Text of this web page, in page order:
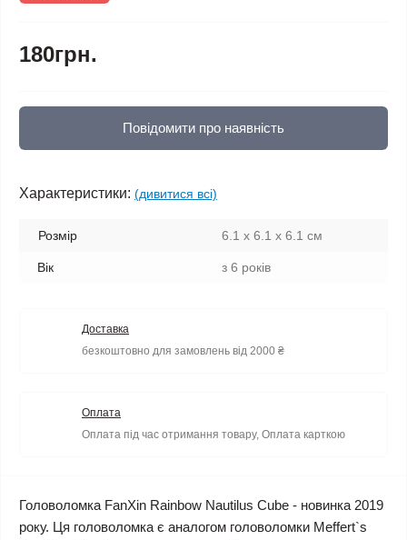
180грн.
Повідомити про наявність
Характеристики: (дивитися всі)
Розмір 6.1 x 6.1 x 6.1 см
Вік з 6 років
Доставка
безкоштовно для замовлень від 2000 ₴
Оплата
Оплата під час отримання товару, Оплата карткою
Головоломка FanXin Rainbow Nautilus Cube - новинка 2019
року. Ця головоломка є аналогом головоломки Meffert`s